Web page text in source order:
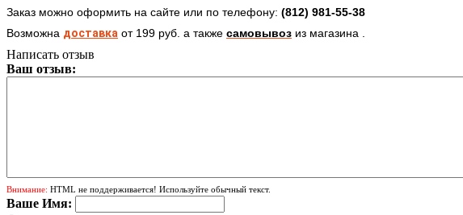
Заказ можно оформить на сайте или по телефону: (812) 981-55-38
Возможна доставка от 199 руб. а также самовывоз из магазина .
Написать отзыв
Ваш отзыв:
Внимание: HTML не поддерживается! Используйте обычный текст.
Ваше Имя: